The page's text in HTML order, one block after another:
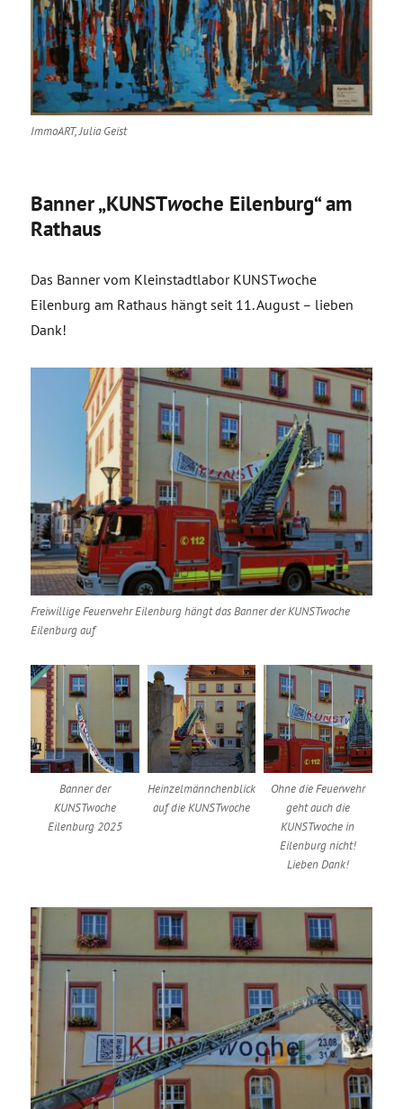
ImmoART, Julia Geist
Banner „KUNSTwoche Eilenburg“ am
Rathaus
Das Banner vom Kleinstadtlabor KUNSTwoche
Eilenburg am Rathaus hängt seit 11. August – lieben
Dank!
Freiwillige Feuerwehr Eilenburg hängt das Banner der KUNSTwoche
Eilenburg auf
Banner der
KUNSTwoche
Eilenburg 2025
Heinzelmännchenblick
auf die KUNSTwoche
Ohne die Feuerwehr
geht auch die
KUNSTwoche in
Eilenburg nicht!
Lieben Dank!